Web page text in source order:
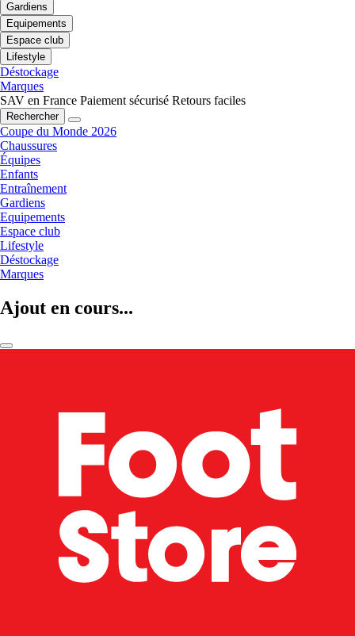
Gardiens
Equipements
Espace club
Lifestyle
Déstockage
Marques
SAV en France Paiement sécurisé Retours faciles
Rechercher
Coupe du Monde 2026
Chaussures
Équipes
Enfants
Entraînement
Gardiens
Equipements
Espace club
Lifestyle
Déstockage
Marques
Ajout en cours...